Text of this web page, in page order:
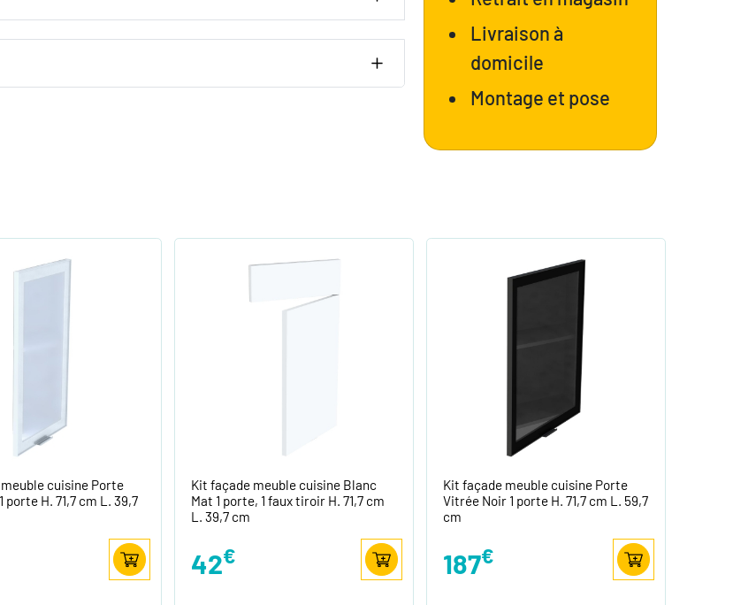
Livraison à
domicile
Montage et pose
cuisine Porte
porte H. 71,7 cm L. 39,7
Kit façade meuble cuisine Blanc
Mat 1 porte, 1 faux tiroir H. 71,7 cm
L. 39,7 cm
42€
Kit façade meuble cuisine Porte
Vitrée Noir 1 porte H. 71,7 cm L. 59,7
cm
187€